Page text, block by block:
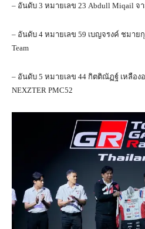
– อันดับ 3 หมายเลข 23 Abdull Miqail จา
– อันดับ 4 หมายเลข 59 เบญจรงค์ ชมาย
Team
– อันดับ 5 หมายเลข 44 กิตติณัฏฐ์ เหลือ
NEXZTER PMC52